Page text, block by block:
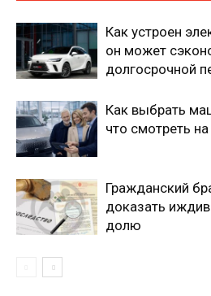
Как устроен
он может
долгосрочной
Как выбрать
что смотреть
Гражданский
доказать
долю